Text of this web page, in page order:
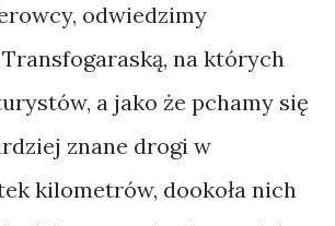
odwiedzimy
na których
a jako że pchamy się
znane drogi w
kilometrów, dookoła nich